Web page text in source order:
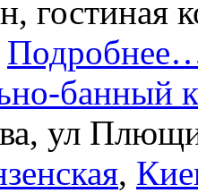
гостиная
банный
ул
,